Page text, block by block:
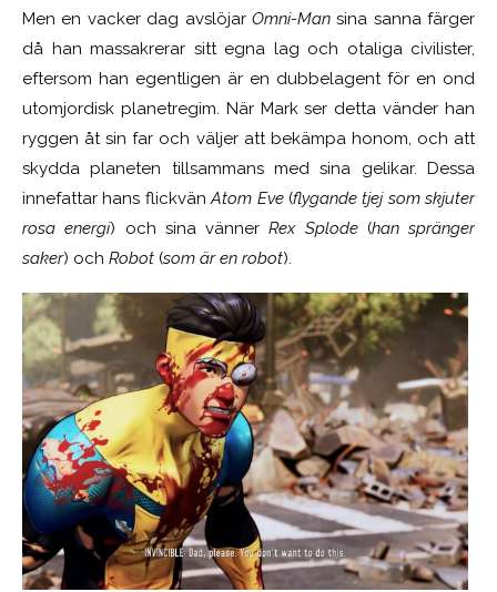
Men en vacker dag avslöjar Omni-Mansina sanna färger
då han massakrerar sitt egna lag och otaliga civilister,
eftersom han egentligen är en dubbelagent för en ond
utomjordisk planetregim. När Mark ser detta vänder han
ryggen åt sin far och väljer att bekämpa honom, och att
skydda planeten tillsammans med sina gelikar. Dessa
innefattar hans flickvänAtom Eve(flygande tjej som skjuter
rosa energi) och sina vännerRex Splode(han spränger
saker) och Robot (som är en robot).